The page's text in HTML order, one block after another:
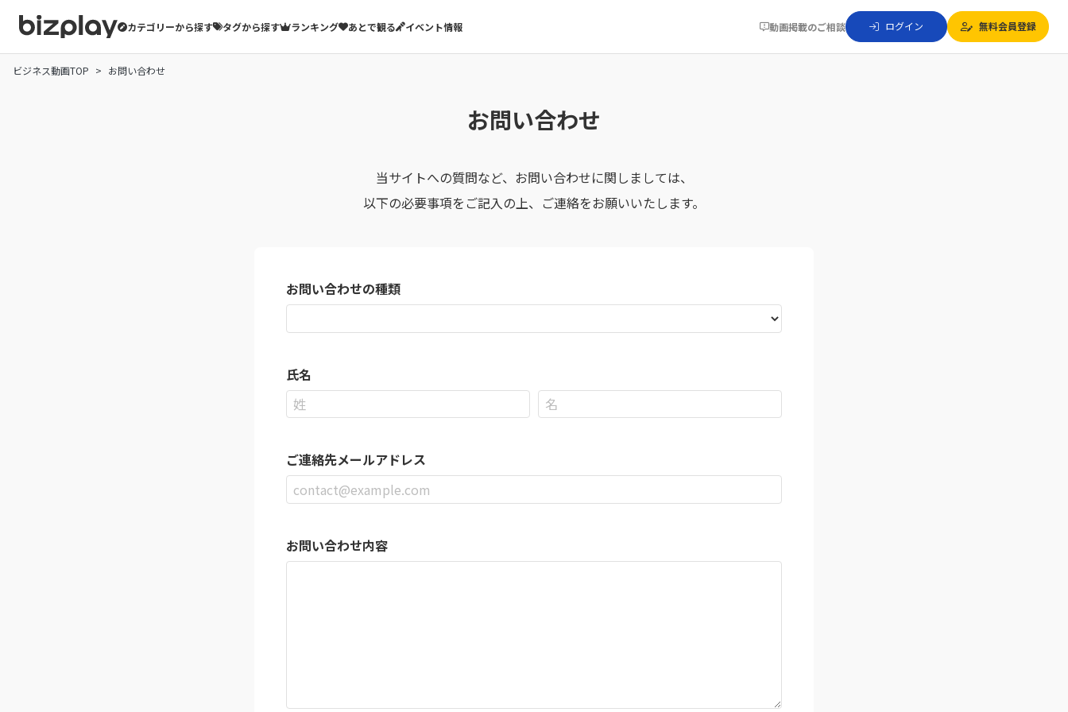
カテゴリーから探す タグから探す ランキング あとで観る イベント情報 動画掲載のご相談 ログイン 無料会員登録
ビジネス動画TOP お問い合わせ
お問い合わせ
当サイトへの質問など、お問い合わせに関しましては、
以下の必要事項をご記入の上、ご連絡をお願いいたします。
お問い合わせの種類
氏名
ご連絡先メールアドレス
お問い合わせ内容